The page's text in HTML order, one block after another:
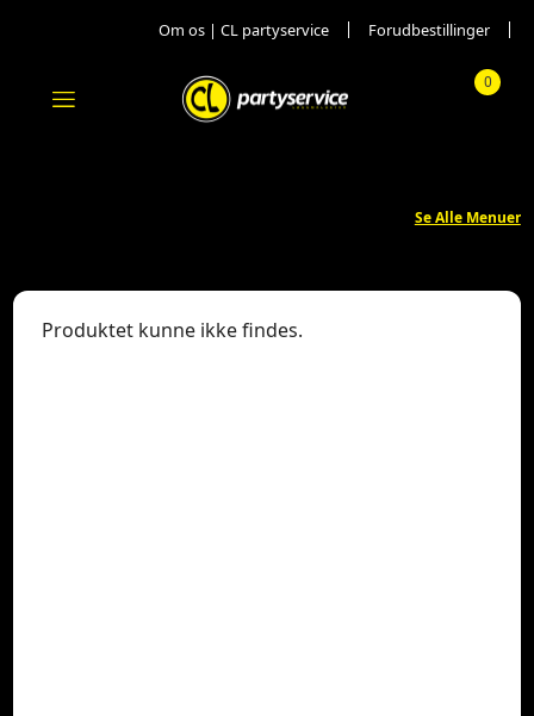
Om os | CL partyservice Forudbestillinger
Menu
0
Se Alle Menuer
Produktet kunne ikke findes.